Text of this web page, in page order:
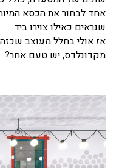
אחד לבחור את הכסא
שנראים כאילו צוירו ביד.
אז אולי בחלל מעוצב
מקדונלדס, יש טעם אחר?